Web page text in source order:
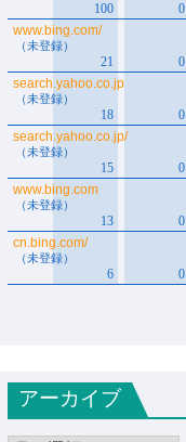
アーカイブ